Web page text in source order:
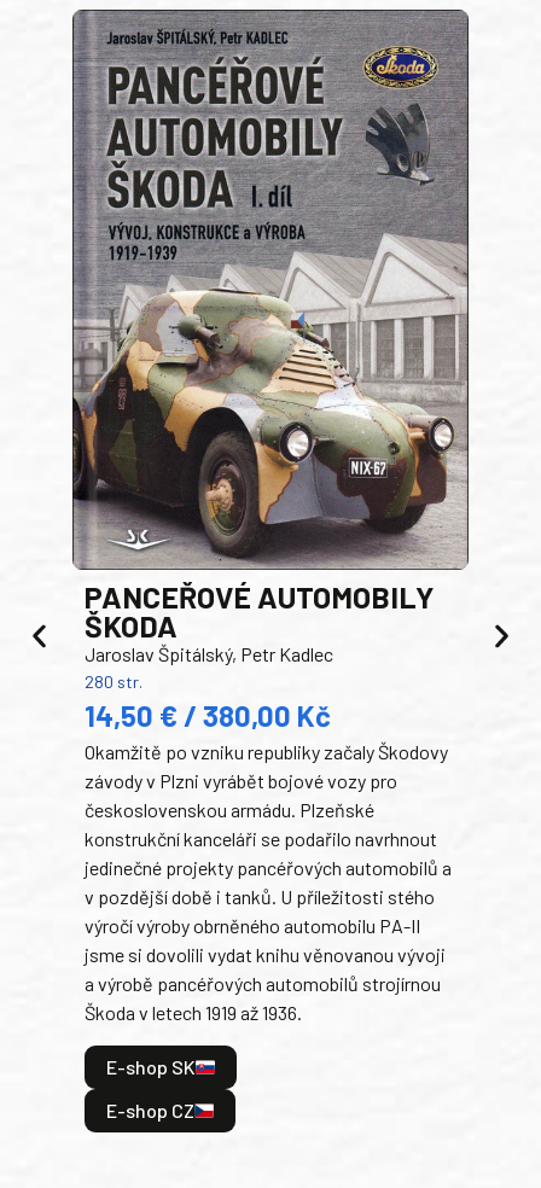
PANCEŘOVÉ AUTOMOBILY
ŠKODA
Jaroslav Špitálský, Petr Kadlec
280 str.
14,50 € / 380,00 Kč
Okamžitě po vzniku republiky začaly Škodovy
závody v Plzni vyrábět bojové vozy pro
československou armádu. Plzeňské
konstrukční kanceláři se podařilo navrhnout
jedinečné projekty pancéřových automobilů a
v pozdější době i tanků. U příležitosti stého
výročí výroby obrněného automobilu PA-II
jsme si dovolili vydat knihu věnovanou vývoji
a výrobě pancéřových automobilů strojírnou
Škoda v letech 1919 až 1936.
E-shop SK
E-shop CZ